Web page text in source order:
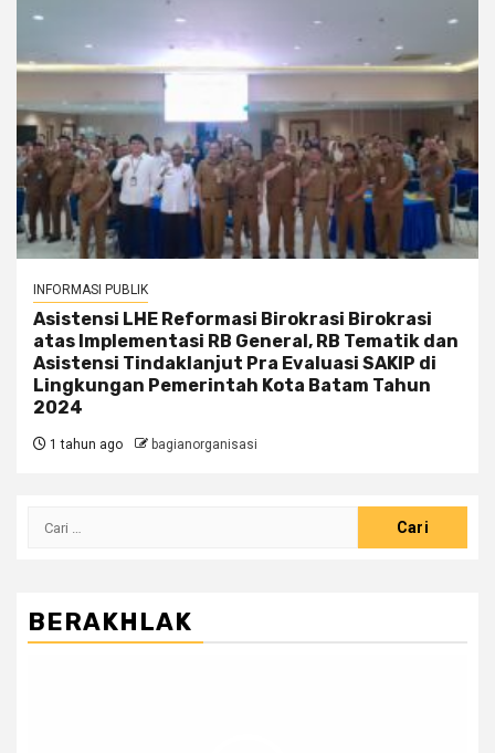
INFORMASI PUBLIK
Asistensi LHE Reformasi Birokrasi Birokrasi
atas Implementasi RB General, RB Tematik dan
Asistensi Tindaklanjut Pra Evaluasi SAKIP di
Lingkungan Pemerintah Kota Batam Tahun
2024
1 tahun ago bagianorganisasi
Cari
BERAKHLAK